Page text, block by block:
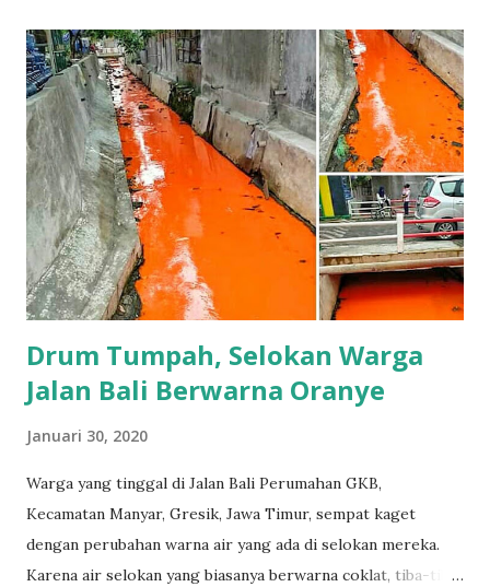
2019 untuk menjalani beasiswa yang didapat. Wulan Dua
Dari Kiri Jilbab Coklat "Benar, masih satu kampung dengan
saya ternyata. Ini saya masih di kantor, tadi sudah janjian
sama orangtuanya akan ketemu setelah mereka pulang
kerja," ujar Camat Driyorejo, Narto, saat dihubungi, Kamis
(30/1/2020). Untuk memastikan hal tersebut, Narto bakal
menemui dan berbincang dengan orangtua Fitra, sekaligus
menjalin komunikasi terkait kondisi Fitra yang saat ini
dikabarkan masih berada di Wuhan bersam...
Drum Tumpah, Selokan Warga
Jalan Bali Berwarna Oranye
Januari 30, 2020
Warga yang tinggal di Jalan Bali Perumahan GKB,
Kecamatan Manyar, Gresik, Jawa Timur, sempat kaget
dengan perubahan warna air yang ada di selokan mereka.
Karena air selokan yang biasanya berwarna coklat, tiba-tiba